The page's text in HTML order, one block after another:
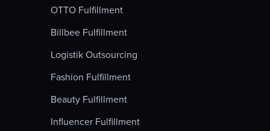
OTTO Fulfillment
Billbee Fulfillment
Logistik Outsourcing
Fashion Fulfillment
Beauty Fulfillment
Influencer Fulfillment